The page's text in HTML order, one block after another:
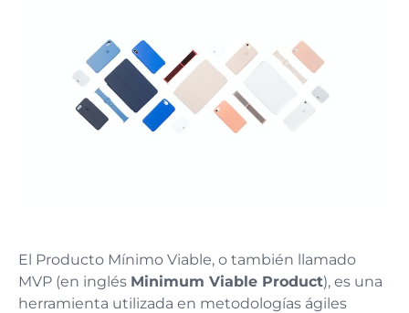
El Producto Mínimo Viable, o también llamado
MVP (en inglés Minimum Viable Product), es una
herramienta utilizada en metodologías ágiles